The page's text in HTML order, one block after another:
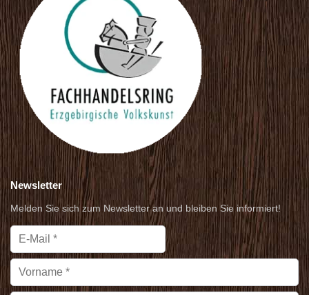
Newsletter
Melden Sie sich zum Newsletter an und bleiben Sie informiert!